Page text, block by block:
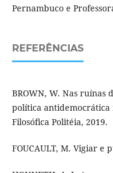
Pernambuco e
REFERÊNCIAS
BROWN, W. Nas ruínas
política antidemocrática
Filosófica Politéia, 2019.
FOUCAULT, M. Vigiar e